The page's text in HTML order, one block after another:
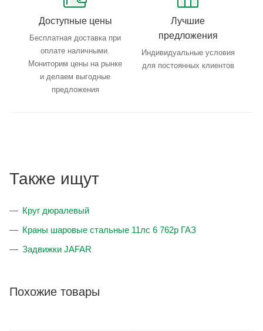
Доступные цены
Бесплатная доставка при
оплате наличными.
Мониторим цены на рынке
и делаем выгодные
предложения
Лучшие
предложения
Индивидуальные условия
для постоянных клиентов
Также ищут
Круг дюралевый
Краны шаровые стальные 11лс 6 762р ГАЗ
Задвижки JAFAR
Похожие товары